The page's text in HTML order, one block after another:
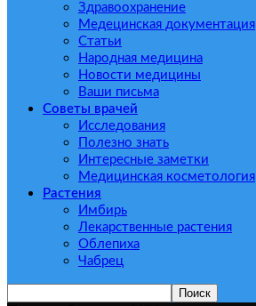
Здравоохранение
Медецинская документация
Статьи
Народная медицина
Новости медицины
Ваши письма
Советы врачей
Исследования
Полезно знать
Интересные заметки
Медицинская косметология
Растения
Имбирь
Лекарственные растения
Облепиха
Чабрец